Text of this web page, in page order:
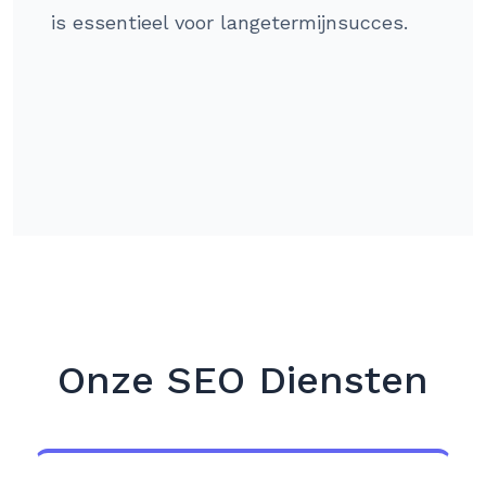
is essentieel voor langetermijnsucces.
Onze SEO Diensten